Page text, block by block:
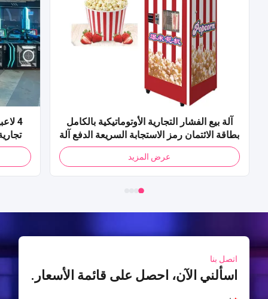
آلة بيع الفشار التجارية الأوتوماتيكية بالكامل
بطاقة الائتمان رمز الاستجابة السريعة الدفع آلة
بيع الذرة الفشار للمول
عرض المزيد
4
اتصل بنا
اسألني الآن، احصل على قائمة الأسعار.